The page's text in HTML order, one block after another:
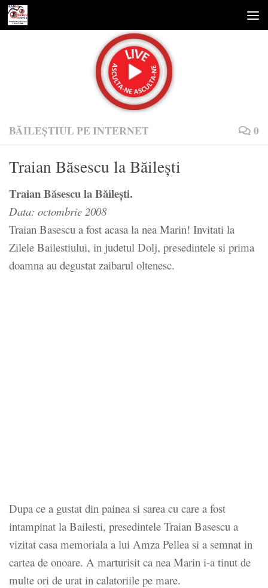
Skip to content
BĂILEȘTIUL PE INTERNET 0
Traian Băsescu la Băilești
Traian Băsescu la Băilești.
Data: octombrie 2008
Traian Basescu a fost acasa la nea Marin! Invitati la
Zilele Bailestiului, in judetul Dolj, presedintele si prima
doamna au degustat zaibarul oltenesc.
Dupa ce a gustat din painea si sarea cu care a fost
intampinat la Bailesti, presedintele Traian Basescu a
vizitat casa memoriala a lui Amza Pellea si a semnat in
cartea de onoare. A marturisit ca nea Marin i-a tinut de
multe ori de urat in calatoriile pe mare.